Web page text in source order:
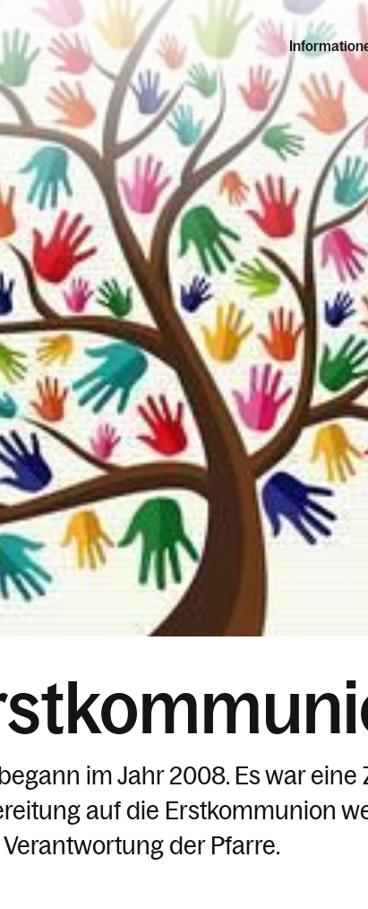
im Jahr 2008. Es war
auf die Erstkommunion
der Pfarre.